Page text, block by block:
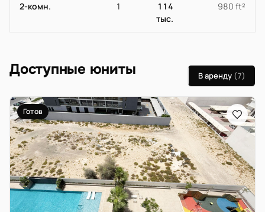
2-комн. 1
114
тыс.
980 ft²
Доступные юниты В аренду (7)
Готов